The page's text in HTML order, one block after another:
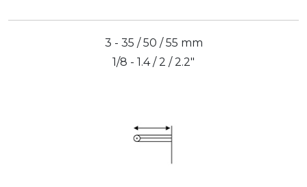
3 - 35 / 50 / 55 mm
1/8 - 1.4 / 2 / 2.2"